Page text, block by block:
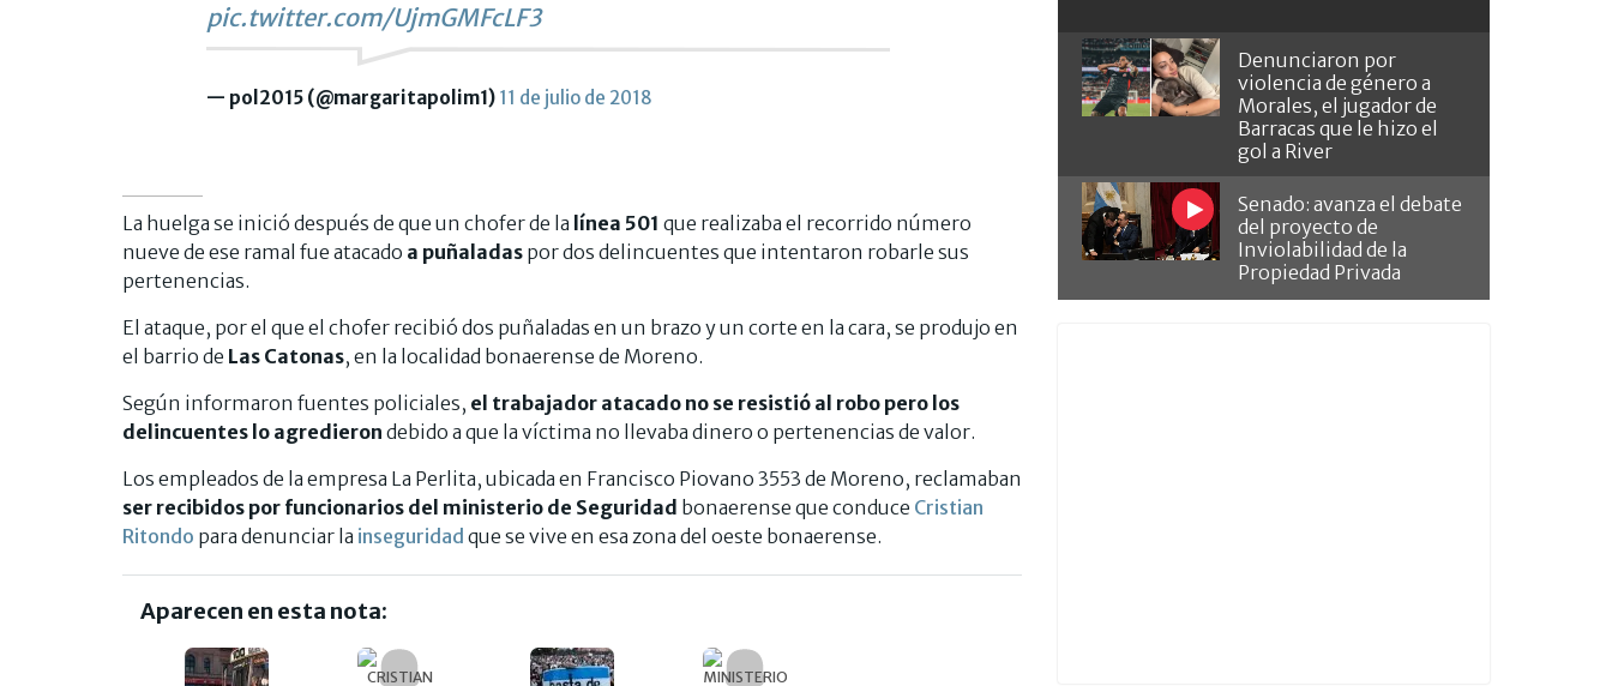
pic.twitter.com/UjmGMFcLF3
— pol2015 (@margaritapolim1) 11 de julio de 2018
La huelga se inició después de que un chofer de la línea 501 que realizaba el recorrido número
nueve de ese ramal fue atacado a puñaladas por dos delincuentes que intentaron robarle sus
pertenencias.
El ataque, por el que el chofer recibió dos puñaladas en un brazo y un corte en la cara, se produjo en
el barrio de Las Catonas, en la localidad bonaerense de Moreno.
Según informaron fuentes policiales, el trabajador atacado no se resistió al robo pero los
delincuentes lo agredieron debido a que la víctima no llevaba dinero o pertenencias de valor.
Los empleados de la empresa La Perlita, ubicada en Francisco Piovano 3553 de Moreno, reclamaban
ser recibidos por funcionarios del ministerio de Seguridad bonaerense que conduce Cristian
Ritondo para denunciar la inseguridad que se vive en esa zona del oeste bonaerense.
Aparecen en esta nota:
Denunciaron por
violencia de género a
Morales, el jugador de
Barracas que le hizo el
gol a River
Senado: avanza el debate
del proyecto de
Inviolabilidad de la
Propiedad Privada